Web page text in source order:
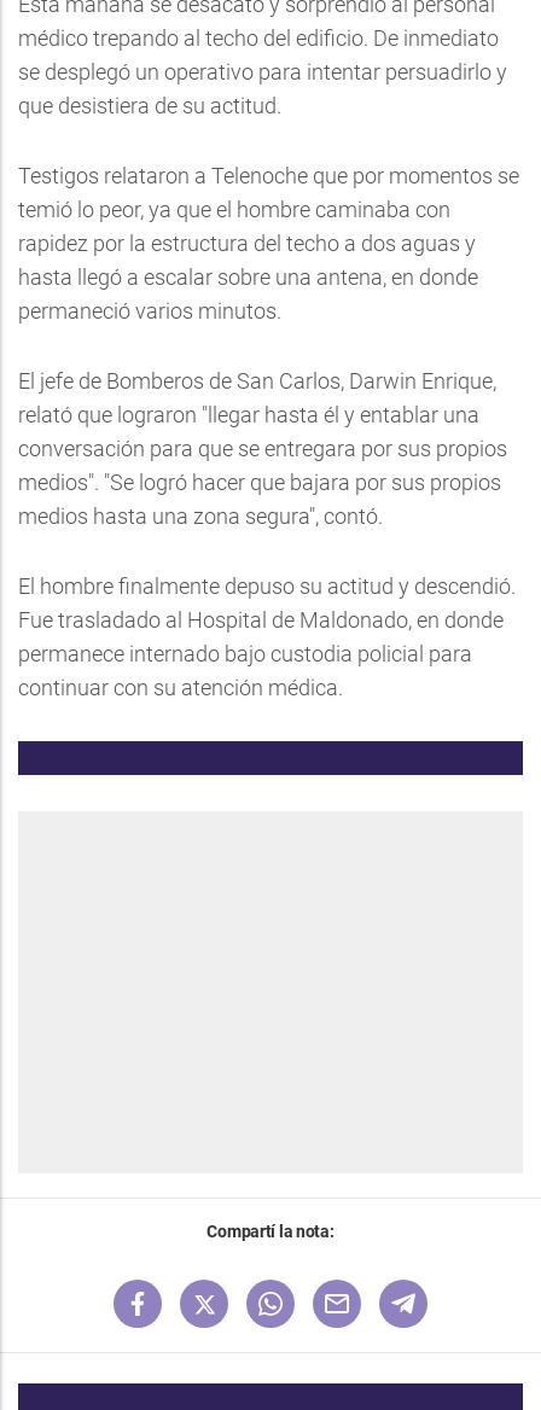
médico trepando al techo del edificio. De inmediato
se desplegó un operativo para intentar persuadirlo y
que desistiera de su actitud.
Testigos relataron a Telenoche que por momentos se
temió lo peor, ya que el hombre caminaba con
rapidez por la estructura del techo a dos aguas y
hasta llegó a escalar sobre una antena, en donde
permaneció varios minutos.
El jefe de Bomberos de San Carlos, Darwin Enrique,
relató que lograron "llegar hasta él y entablar una
conversación para que se entregara por sus propios
medios". "Se logró hacer que bajara por sus propios
medios hasta una zona segura", contó.
El hombre finalmente depuso su actitud y descendió.
Fue trasladado al Hospital de Maldonado, en donde
permanece internado bajo custodia policial para
continuar con su atención médica.
Compartí la nota: